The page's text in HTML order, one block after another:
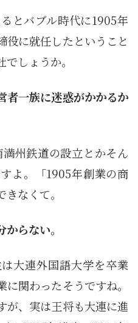
とバブル時代に1905年
役に就任したということ
しょうか。
者一族に迷惑がかかるか
州鉄道の設立とかそん
よ。「1905年創業の商
なくて。
らない。
大連外国語大学を卒業
関わったそうですね。
が、実は王将も大連に進